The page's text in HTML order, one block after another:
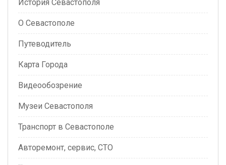
История Севастополя
О Севастополе
Путеводитель
Карта Города
Видеообозрение
Музеи Севастополя
Транспорт в Севастополе
Авторемонт, сервис, СТО